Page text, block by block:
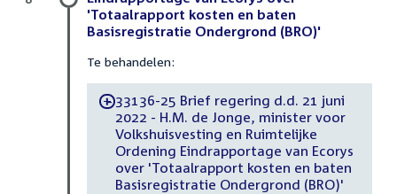
'Totaalrapport kosten en baten
Basisregistratie Ondergrond (BRO)'
Te behandelen:
-33136-25 Brief regering d.d. 21 juni
2022 - H.M. de Jonge, minister voor
Volkshuisvesting en Ruimtelijke
Ordening Eindrapportage van Ecorys
over 'Totaalrapport kosten en baten
Basisregistratie Ondergrond (BRO)'